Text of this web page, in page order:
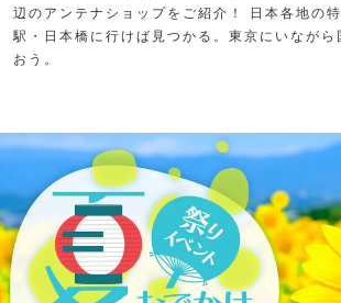
辺のアンテナショップをご紹介！ 日本各地の
駅・日本橋に行けば見つかる。東京にいなが
おう。